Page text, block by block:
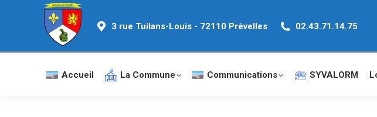
3 rue Tuilans-Louis - 72110 Prévelles 02.43.71.14.75
Accueil La Commune Communications SYVALORM